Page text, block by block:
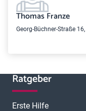
Thomas Franze
Georg-Büchner-Straße
Ratgeber
Erste Hilfe